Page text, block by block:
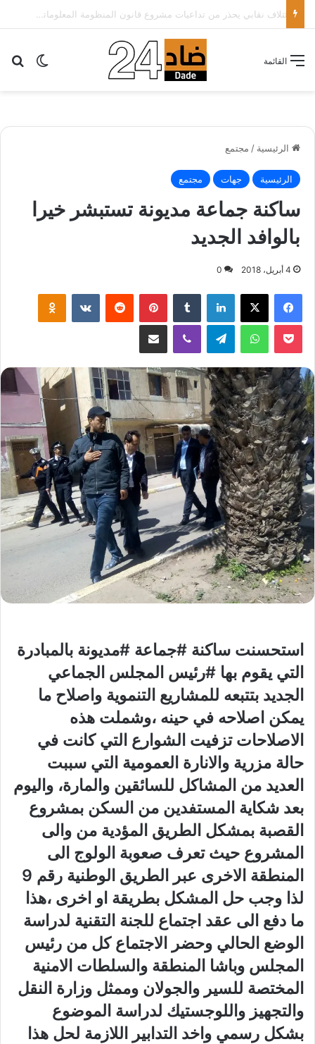
الوضع القائمة
الرئيسية / مجتمع
الرئيسية جهات مجتمع
ساكنة جماعة مديونة تستبشر خيرا
بالوافد الجديد
4 أبريل، 2018 0
لينكدإن بينتيريست
واتساب
استحسنت ساكنة #جماعة #مديونة بالمبادرة
التي يقوم بها #رئيس المجلس الجماعي
الجديد بتتبعه للمشاريع التنموية واصلاح ما
يمكن اصلاحه في حينه ،وشملت هذه
الاصلاحات تزفيت الشوارع التي كانت في
حالة مزرية والانارة العمومية التي سببت
العديد من المشاكل للسائقين والمارة، واليوم
بعد شكاية المستفدين من السكن بمشروع
القصبة بمشكل الطريق المؤدية من والى
المشروع حيث تعرف صعوبة الولوج الى
المنطقة الاخرى عبر الطريق الوطنية رقم 9
لذا وجب حل المشكل بطريقة او اخرى ،هذا
ما دفع الى عقد اجتماع للجنة التقنية لدراسة
الوضع الحالي وحضر الاجتماع كل من رئيس
المجلس وباشا المنطقة والسلطات الامنية
المختصة للسير والجولان وممثل وزارة النقل
والتجهيز واللوجستيك لدراسة الموضوع
بشكل رسمي واخد التدابير اللازمة لحل هذا